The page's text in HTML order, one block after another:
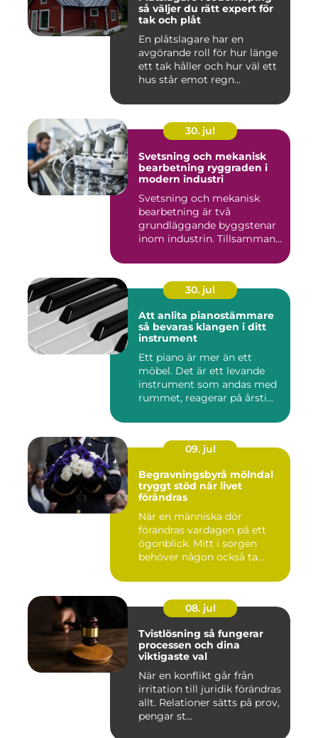
så väljer du rätt expert för
tak och plåt
En plåtslagare har en
avgörande roll för hur länge
ett tak håller och hur väl ett
hus står emot regn...
30. jul
Svetsning och mekanisk
bearbetning ryggraden i
modern industri
Svetsning och mekanisk
bearbetning är två
grundläggande byggstenar
inom industrin. Tillsammans
30. jul
Att anlita pianostämmare
så bevaras klangen i ditt
instrument
Ett piano är mer än ett
möbel. Det är ett levande
instrument som andas med
rummet, reagerar på årsti...
09. jul
Begravningsbyrå mölndal
tryggt stöd när livet
förändras
När en människa dör
förändras vardagen på ett
ögonblick. Mitt i sorgen
behöver någon också ta
08. jul
Tvistlösning så fungerar
processen och dina
viktigaste val
När en konflikt går från
irritation till juridik förändras
allt. Relationer sätts på prov,
pengar st...